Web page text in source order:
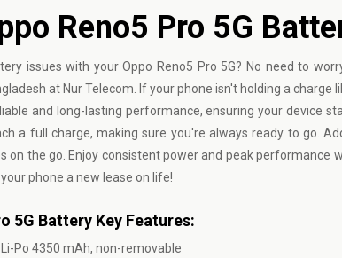
Reno5 Pro 5G
issues with yourOppo Reno5 Pro 5G? No need to
at Nur Telecom. If your phone isn't holding a
and long-lasting performance, ensuring your device
a full charge, making sure you're always ready to go.
on the go. Enjoy consistent power and peak performance
phone a new lease on life!
5G Battery Key Features:
Li-Po 4350 mAh, non-removable